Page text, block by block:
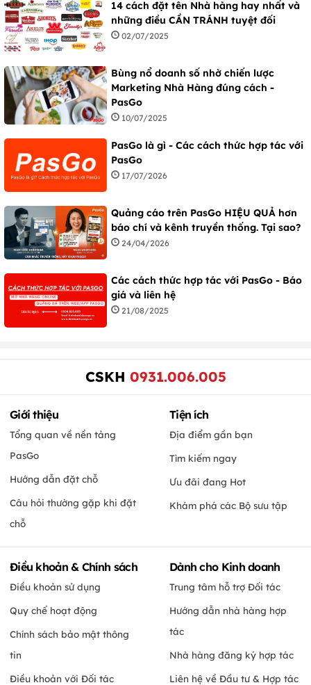
14 cách đặt tên Nhà hàng hay nhất và
những điều CẦN TRÁNH tuyệt đối
02/07/2025
Bùng nổ doanh số nhờ chiến lược
Marketing Nhà Hàng đúng cách -
PasGo
10/07/2025
PasGo là gì - Các cách thức hợp tác với
PasGo
17/07/2026
Quảng cáo trên PasGo HIỆU QUẢ hơn
báo chí và kênh truyền thống. Tại sao?
24/04/2026
Các cách thức hợp tác với PasGo - Báo
giá và liên hệ
21/08/2025
CSKH 0931.006.005
Giới thiệu
Tổng quan về nền tảng
PasGo
Hướng dẫn đặt chỗ
Câu hỏi thường gặp khi đặt
chỗ
Tiện ích
Địa điểm gần bạn
Tìm kiếm ngay
Ưu đãi đang Hot
Khám phá các Bộ sưu tập
Điều khoản & Chính sách
Điều khoản sử dụng
Quy chế hoạt động
Chính sách bảo mật thông
tin
Điều khoản với Đối tác
Dành cho Kinh doanh
Trung tâm hỗ trợ Đối tác
Hướng dẫn nhà hàng hợp
tác
Nhà hàng đăng ký hợp tác
Liên hệ về Đầu tư & Hợp tác